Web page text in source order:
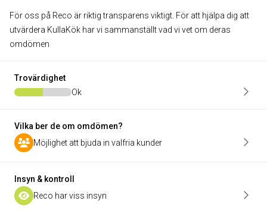
För oss på Reco är riktig transparens viktigt. För att hjälpa dig att
utvärdera KullaKök har vi sammanställt vad vi vet om deras
omdömen
Trovärdighet
Ok
Vilka ber de om omdömen?
Möjlighet att bjuda in valfria kunder
Insyn & kontroll
Reco har viss insyn